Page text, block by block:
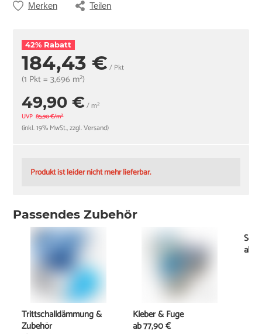
Merken Teilen
42% Rabatt
184,43 € / Pkt
(1 Pkt = 3,696 m²)
49,90 €/ m²
UVP 85,90 €/m²
(inkl. 19% MwSt., zzgl. Versand)
Produkt ist leider nicht mehr lieferbar.
Passendes Zubehör
Trittschalldämmung &
Zubehör
Kleber & Fuge
ab77,90 €
ab